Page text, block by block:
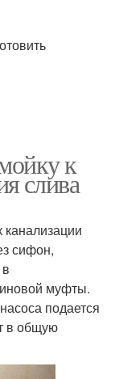
к
слива
сифон,
муфты.
подается
в общую